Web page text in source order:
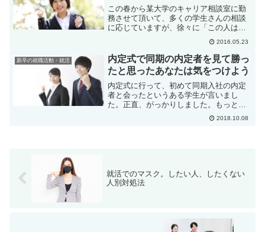
この春から某大学のキャリア相談室に勤
務させて頂いて、多くの学生さんの相談
に応じていますが、徐々に「この人はも
うすぐ内定取れるだろうな」とか、「こ
の人はちょっと考えを変えないと難しい
だろうな」とかを感じるようになりまし
た。そして、上手く行く人...
2016.05.23
新卒の就職活動・就活
内定式で同期の内定者を見て勝っ
たと思ったあなたは気をつけよう
内定式に行って、初めて同期入社の内定
者と会ったというある学生が言いまし
た。正直、がっかりしました。もっとす
ごい人たちが集まってるかと思ったら、
全然たいしたことなくて。業界のことや
2018.10.08
就活でのマスク。したい人、したくない
人別対処法